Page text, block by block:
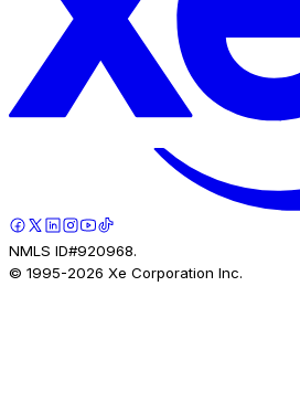
NMLS ID#920968.
© 1995-2026 Xe Corporation Inc.